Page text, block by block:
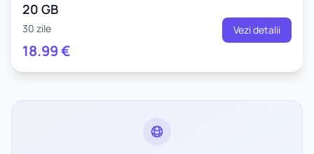
20 GB
30 zile
18.99€
Vezi detalii